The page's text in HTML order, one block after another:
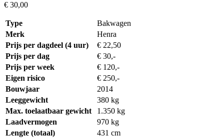
€ 30,00
Type
Bakwagen
Merk
Henra
Prijs per dagdeel (4 uur)
€ 22,50
Prijs per dag
€ 30,-
Prijs per week
€ 120,-
Eigen risico
€ 250,-
Bouwjaar
2014
Leeggewicht
380 kg
Max. toelaatbaar gewicht
1.350 kg
Laadvermogen
970 kg
Lengte (totaal)
431 cm